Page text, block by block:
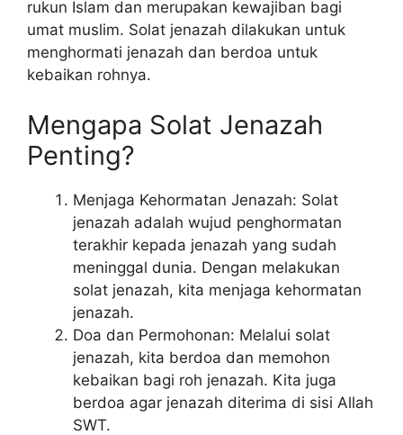
rukun Islam dan merupakan kewajiban bagi
umat muslim. Solat jenazah dilakukan untuk
menghormati jenazah dan berdoa untuk
kebaikan rohnya.
Mengapa Solat Jenazah
Penting?
Menjaga Kehormatan Jenazah: Solat
jenazah adalah wujud penghormatan
terakhir kepada jenazah yang sudah
meninggal dunia. Dengan melakukan
solat jenazah, kita menjaga kehormatan
jenazah.
Doa dan Permohonan: Melalui solat
jenazah, kita berdoa dan memohon
kebaikan bagi roh jenazah. Kita juga
berdoa agar jenazah diterima di sisi Allah
SWT.